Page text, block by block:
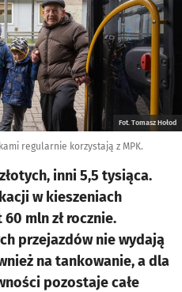
Fot. Tomasz Hołod
regularnie korzystają z MPK.
inni 5,5 tysiąca.
w kieszeniach
mln zł rocznie.
przejazdów nie wydają
na tankowanie, a dla
pozostaje całe